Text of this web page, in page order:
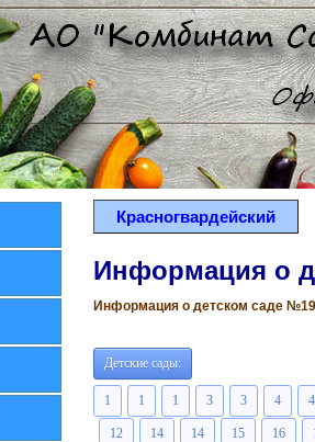
Красногвардейский
Информация о
Информация о детском саде №19
Детские сады:
1 1 1 3 3 4 4
12 14 14 15 16